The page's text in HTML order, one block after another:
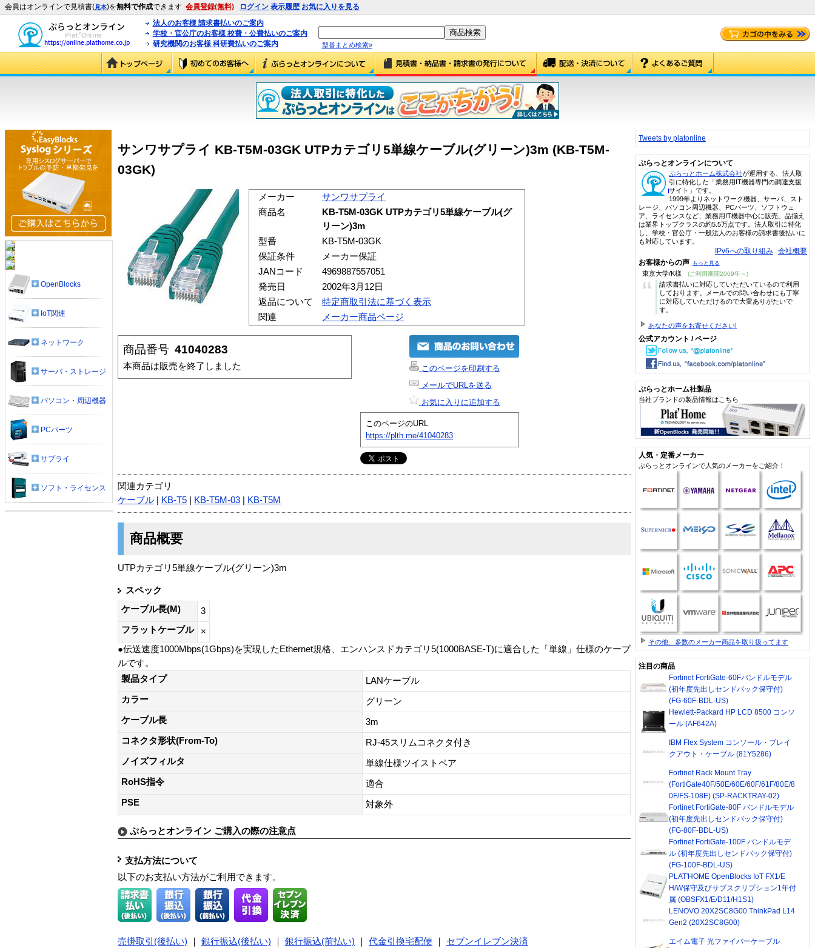
会員はオンラインで見積書(見本)を無料で作成できます 会員登録(無料) ログイン 表示履歴 お気に入りを見る
法人のお客様 請求書払いのご案内
学校・官公庁のお客様 校費・公費払いのご案内
研究機関のお客様 科研費払いのご案内
型番まとめ検索»
サンワサプライ KB-T5M-03GK UTPカテゴリ5単線ケーブル(グリーン)3m (KB-T5M-
03GK)
メーカー
サンワサプライ
商品名
KB-T5M-03GK UTPカテゴリ5単線ケーブル(グ
リーン)3m
型番
KB-T5M-03GK
保証条件
メーカー保証
JANコード
4969887557051
発売日
2002年3月12日
返品について
特定商取引法に基づく表示
関連
メーカー商品ページ
商品番号 41040283
本商品は販売を終了しました
このページを印刷する
メールでURLを送る
お気に入りに追加する
このページのURL
https://plth.me/41040283
関連カテゴリ
ケーブル
KB-T5 KB-T5M-03 KB-T5M
商品概要
UTPカテゴリ5単線ケーブル(グリーン)3m
スペック
ケーブル長(M)
3
フラットケーブル
×
●伝送速度1000Mbps(1Gbps)を実現したEthernet規格、エンハンスドカテゴリ5(1000BASE-T)に適合した「単線」仕様のケーブ
ルです。
製品タイプ
LANケーブル
カラー
グリーン
ケーブル長
3m
コネクタ形状(From-To)
RJ-45スリムコネクタ付き
ノイズフィルタ
単線仕様ツイストペア
RoHS指令
適合
PSE
対象外
ぷらっとオンライン ご購入の際の注意点
支払方法について
以下のお支払い方法がご利用できます。
売掛取引(後払い) 銀行振込(後払い) 銀行振込(前払い) 代金引換宅配便
セブンイレブン決済
OpenBlocks
IoT関連
ネットワーク
サーバ・ストレージ
パソコン・周辺機器
PCパーツ
サプライ
ソフト・ライセンス
Tweets by platonline
ぷらっとオンラインについて
ぷらっとホーム株式会社が運用する、法人取
引に特化した「業務用IT機器専門の調達支援
サイト」です。
1999年よりネットワーク機器、サーバ、スト
レージ、パソコン周辺機器、PCパーツ、ソフトウェ
ア、ライセンスなど、業務用IT機器中心に販売。品揃え
は業界トップクラスの約5.5万点です。法人取引に特化
し、学校・官公庁・一般法人のお客様の請求書後払いに
も対応しています。
IPv6への取り組み 会社概要
お客様からの声 もっと見る
東京大学/K様 (ご利用期間2009年～)
“
請求書払いに対応していただいているので利用
しております。メールでの問い合わせにも丁寧
に対応していただけるので大変ありがたいで
す。
あなたの声をお寄せください!
公式アカウント / ページ
ぷらっとホーム社製品
当社ブランドの製品情報はこちら
人気・定番メーカー
ぷらっとオンラインで人気のメーカーをご紹介！
その他、多数のメーカー商品を取り扱ってます
注目の商品
Fortinet FortiGate-60Fバンドルモデル
(初年度先出しセンドバック保守付)
(FG-60F-BDL-US)
Hewlett-Packard HP LCD 8500 コンソ
ール (AF642A)
IBM Flex System コンソール・ブレイ
クアウト・ケーブル (81Y5286)
Fortinet Rack Mount Tray
(FortiGate40F/50E/60E/60F/61F/80E/8
0F/FS-108E) (SP-RACKTRAY-02)
Fortinet FortiGate-80F バンドルモデル
(初年度先出しセンドバック保守付)
(FG-80F-BDL-US)
Fortinet FortiGate-100F バンドルモデ
ル (初年度先出しセンドバック保守付)
(FG-100F-BDL-US)
PLAT'HOME OpenBlocks IoT FX1/E
H/W保守及びサブスクリプション1年付
属 (OBSFX1/E/D11/H1S1)
LENOVO 20X2SC8G00 ThinkPad L14
Gen2 (20X2SC8G00)
エイム電子 光ファイバーケーブル